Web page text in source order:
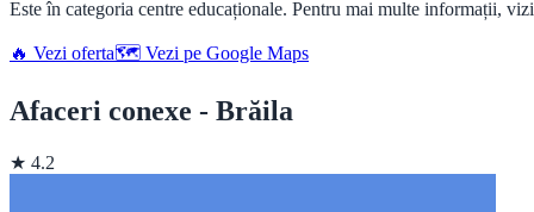
Este în categoria centre educaționale. Pentru mai multe informații,
🔥 Vezi oferta🗺️ Vezi pe Google Maps
Afaceri conexe - Brăila
★ 4.2